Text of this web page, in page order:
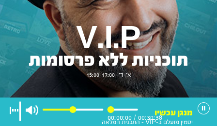
V.I.P
תוכניות ללא פרסומות
א'-ד'- 15:00-17:00
00:30:38
/
00:00:00
מנגן עכשיו
יסמין מועלם ב-VIP - התכנית המלאה